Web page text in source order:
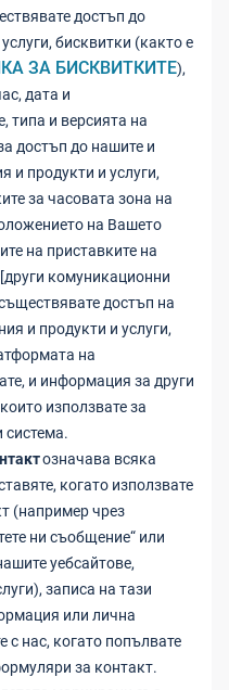
достъп до
бисквитки (както е
ЗА БИСКВИТКИТЕ),
дата и
типа и версията на
достъп до нашите и
и продукти и услуги,
за часовата зона на
на Вашето
на приставките на
комуникационни
достъп на
и продукти и услуги,
на
и информация за други
използвате за
система.
означава всяка
когато използвате
(например чрез
ни съобщение“ или
уебсайтове,
записа на тази
или лична
с нас, когато попълвате
за контакт.